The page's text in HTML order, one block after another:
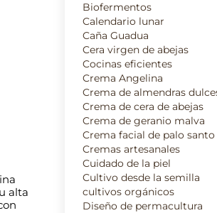
alta
Biofermentos
Calendario lunar
Caña Guadua
Cera virgen de abejas
Cocinas eficientes
Crema Angelina
Crema de almendras
Crema de cera de abejas
Crema de geranio malva
Crema facial de palo santo
Cremas artesanales
Cuidado de la piel
Cultivo desde la semilla
cultivos orgánicos
Diseño de permacultura